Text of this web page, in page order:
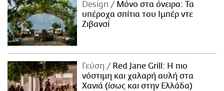
Design
Μόνο στα όνειρα: Τα
υπέροχα σπίτια του Ιμπέρ ντε
Ζιβανσί
Γεύση
Red Jane Grill: Η πιο
νόστιμη και χαλαρή αυλή στα
Χανιά (ίσως και στην Ελλάδα)